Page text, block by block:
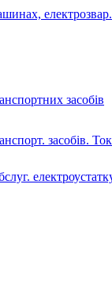
засобів
засобів.